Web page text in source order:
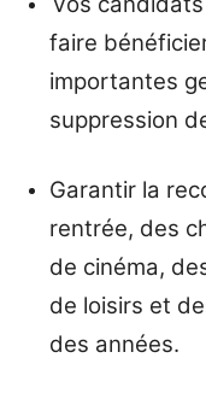
faire
importantes
suppression
Garantir la
rentrée, des
de cinéma,
de loisirs et
des années.